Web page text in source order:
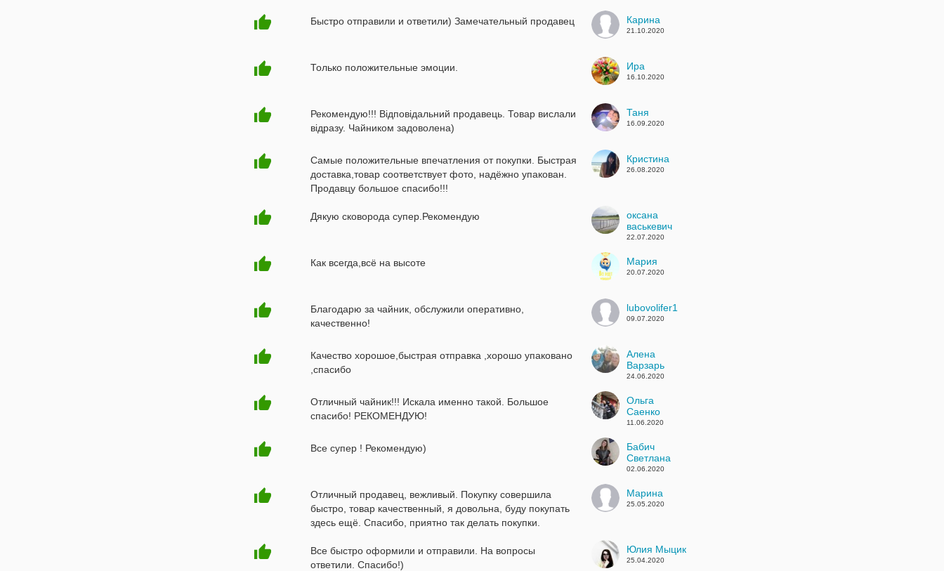
Карина
21.10.2020
Быстро отправили и ответили) Замечательный продавец
Ира
16.10.2020
Только положительные эмоции.
Таня
16.09.2020
Рекомендую!!! Відповідальний продавець. Товар вислали
відразу. Чайником задоволена)
Кристина
26.08.2020
Самые положительные впечатления от покупки. Быстрая
доставка,товар соответствует фото, надёжно упакован.
Продавцу большое спасибо!!!
оксана
васькевич
22.07.2020
Дякую сковорода супер.Рекомендую
Мария
20.07.2020
Как всегда,всё на высоте
lubovolifer1
09.07.2020
Благодарю за чайник, обслужили оперативно,
качественно!
Алена
Варзарь
24.06.2020
Качество хорошое,быстрая отправка ,хорошо упаковано
,спасибо
Ольга
Саенко
11.06.2020
Отличный чайник!!! Искала именно такой. Большое
спасибо! РЕКОМЕНДУЮ!
Бабич
Светлана
02.06.2020
Все супер ! Рекомендую)
Марина
25.05.2020
Отличный продавец, вежливый. Покупку совершила
быстро, товар качественный, я довольна, буду покупать
здесь ещё. Спасибо, приятно так делать покупки.
Юлия Мыцик
25.04.2020
Все быстро оформили и отправили. На вопросы
ответили. Спасибо!)